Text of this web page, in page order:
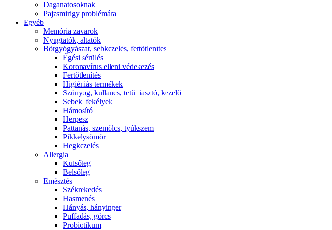
Daganatosoknak
Pajzsmirigy problémára
Egyéb
Memória zavarok
Nyugtatók, altatók
Bőrgyógyászat, sebkezelés, fertőtlenítes
É́gési sérülés
Koronavírus elleni védekezés
Fertőtlenítés
Higiéniás termékek
Szúnyog, kullancs, tetű riasztó, kezelő
Sebek, fekélyek
Hámosító
Herpesz
Pattanás, szemölcs, tyúkszem
Pikkelysömör
Hegkezelés
Allergia
Külsőleg
Belsőleg
Emésztés
Székrekedés
Hasmenés
Hányás, hányinger
Puffadás, görcs
Probiotikum